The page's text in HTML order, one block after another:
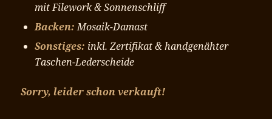
mit Filework & Sonnenschliff
Backen:Mosaik-Damast
Sonstiges: inkl. Zertifikat & handgenähter
Taschen-Lederscheide
Sorry, leider schon verkauft!